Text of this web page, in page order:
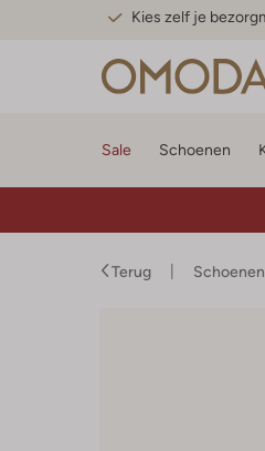
Kies zelf je
Sale Schoenen
Terug Schoenen